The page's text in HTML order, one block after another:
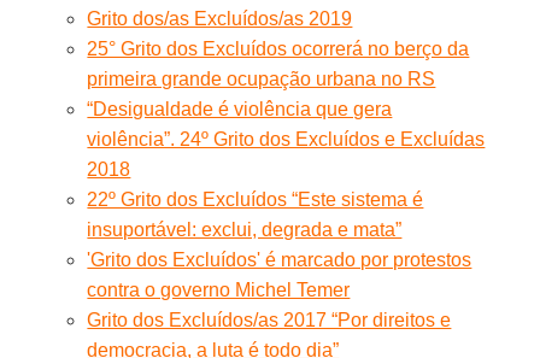
Grito dos/as Excluídos/as 2019
25° Grito dos Excluídos ocorrerá no berço da
primeira grande ocupação urbana no RS
“Desigualdade é violência que gera
violência”. 24º Grito dos Excluídos e Excluídas
2018
22º Grito dos Excluídos “Este sistema é
insuportável: exclui, degrada e mata”
'Grito dos Excluídos' é marcado por protestos
contra o governo Michel Temer
Grito dos Excluídos/as 2017 “Por direitos e
democracia, a luta é todo dia”